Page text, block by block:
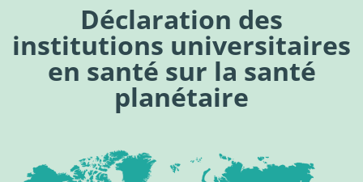
Données
Plaidoyer
Nouvelles
Déclaration des
institutions universitaires
en santé sur la santé
planétaire